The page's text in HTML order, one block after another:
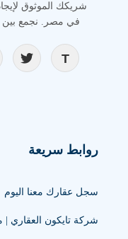
شريكك الموثوق
في مصر. نجمع بين
روابط سريعة
سجل عقارك معنا اليوم
شركة تايكون العقاري